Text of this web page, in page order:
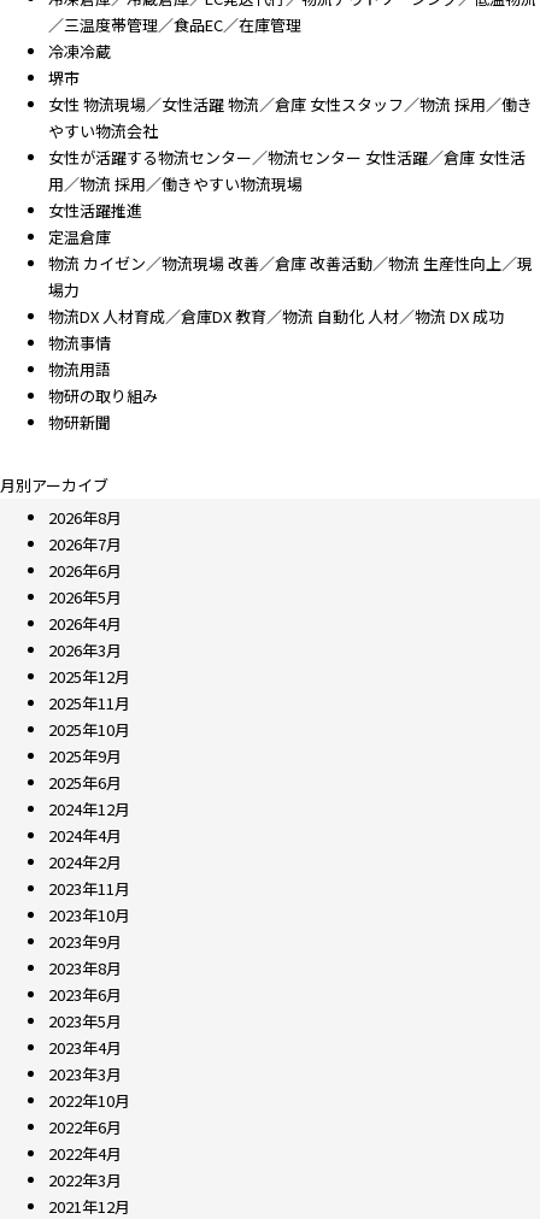
／三温度帯管理／食品EC／在庫管理
冷凍冷蔵
堺市
女性 物流現場／女性活躍 物流／倉庫 女性スタッフ／物流 採用／働き
やすい物流会社
女性が活躍する物流センター／物流センター 女性活躍／倉庫 女性活
用／物流 採用／働きやすい物流現場
女性活躍推進
定温倉庫
物流 カイゼン／物流現場 改善／倉庫 改善活動／物流 生産性向上／現
場力
物流DX 人材育成／倉庫DX 教育／物流 自動化 人材／物流 DX 成功
物流事情
物流用語
物研の取り組み
物研新聞
月別アーカイブ
2026年8月
2026年7月
2026年6月
2026年5月
2026年4月
2026年3月
2025年12月
2025年11月
2025年10月
2025年9月
2025年6月
2024年12月
2024年4月
2024年2月
2023年11月
2023年10月
2023年9月
2023年8月
2023年6月
2023年5月
2023年4月
2023年3月
2022年10月
2022年6月
2022年4月
2022年3月
2021年12月